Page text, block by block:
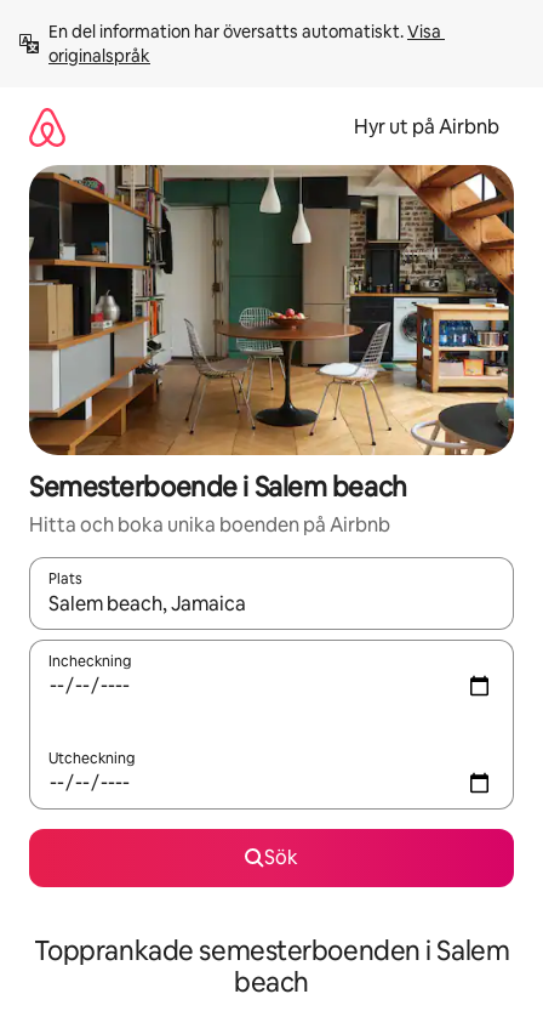
innehåll
En del information har översatts automatiskt. Visa
originalspråk
Hyr ut på Airbnb
Semesterboende i Salem beach
Hitta och boka unika boenden på Airbnb
Plats
När resultaten är tillgängliga kan du navigera med upp- och
Incheckning
Utcheckning
Sök
Topprankade semesterboenden i Salem
beach